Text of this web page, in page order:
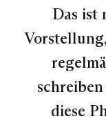
Das ist
diese